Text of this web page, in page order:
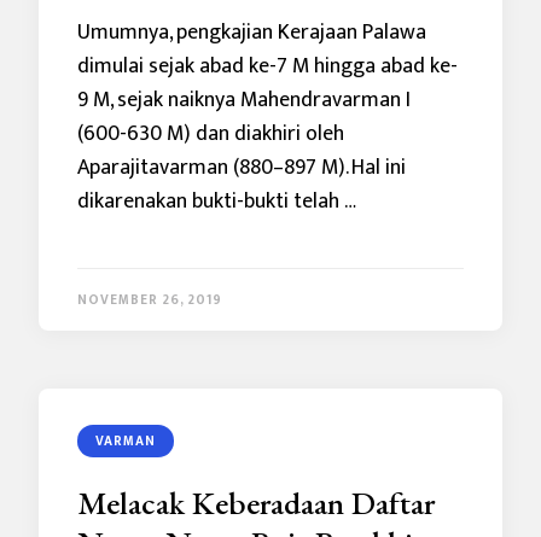
Umumnya, pengkajian Kerajaan Palawa
dimulai sejak abad ke-7 M hingga abad ke-
9 M, sejak naiknya Mahendravarman I
(600-630 M) dan diakhiri oleh
Aparajitavarman (880–897 M). Hal ini
dikarenakan bukti-bukti telah …
NOVEMBER 26, 2019
VARMAN
Melacak Keberadaan Daftar